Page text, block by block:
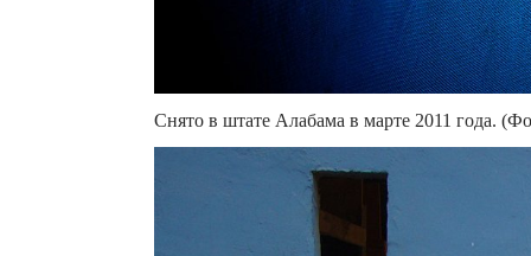
Снято в штате Алабама в марте 2011 года.